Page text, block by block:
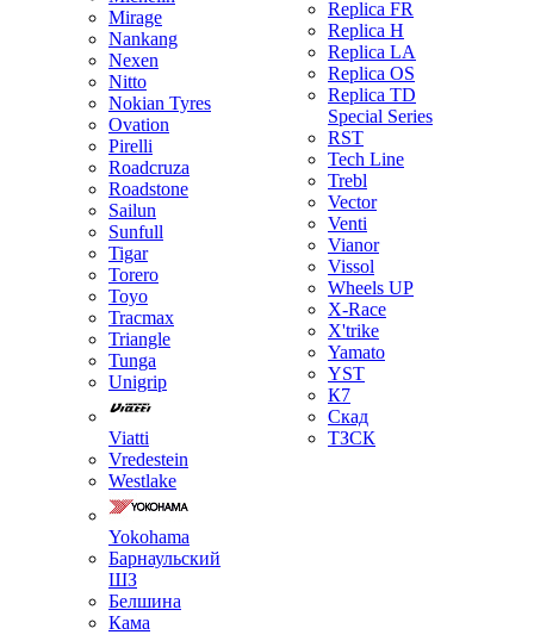
Mirage
Nankang
Nexen
Nitto
Nokian Tyres
Ovation
Pirelli
Roadcruza
Roadstone
Sailun
Sunfull
Tigar
Torero
Toyo
Tracmax
Triangle
Tunga
Unigrip
Viatti
Vredestein
Westlake
Yokohama
Барнаульский
ШЗ
Белшина
Кама
Replica FR
Replica H
Replica LA
Replica OS
Replica TD
Special Series
RST
Tech Line
Trebl
Vector
Venti
Vianor
Vissol
Wheels UP
X-Race
X'trike
Yamato
YST
К7
Скад
ТЗСК